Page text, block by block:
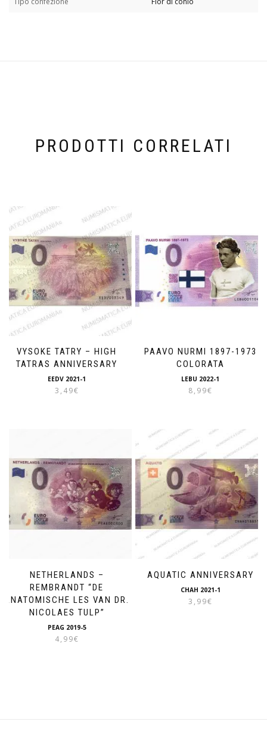
PRODOTTI CORRELATI
VYSOKE TATRY – HIGH
TATRAS ANNIVERSARY
EEDV 2021-1
3,49€
PAAVO NURMI 1897-1973
COLORATA
LEBU 2022-1
8,99€
NETHERLANDS –
REMBRANDT “DE
ANATOMISCHE LES VAN DR.
NICOLAES TULP”
PEAG 2019-5
4,99€
AQUATIC ANNIVERSARY
CHAH 2021-1
3,99€